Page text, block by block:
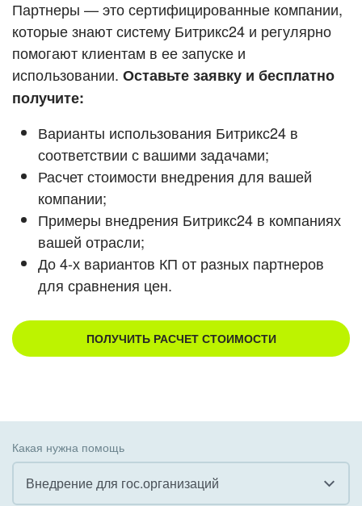
ВХОД
ВХОД
Смотреть видеокейсы
Партнеры — это сертифицированные компании,
которые знают систему Битрикс24 и регулярно
помогают клиентам в ее запуске и
использовании. Оставьте заявку и бесплатно
получите:
Варианты использования Битрикс24 в
соответствии с вашими задачами;
Расчет стоимости внедрения для вашей
компании;
Примеры внедрения Битрикс24 в компаниях
вашей отрасли;
До 4-х вариантов КП от разных партнеров
для сравнения цен.
ПОЛУЧИТЬ РАСЧЕТ СТОИМОСТИ
Какая нужна помощь
Внедрение для гос.организаций